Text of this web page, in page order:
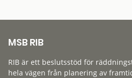
MSB RIB
RIB är ett beslutsstöd för
hela vägen från planering av